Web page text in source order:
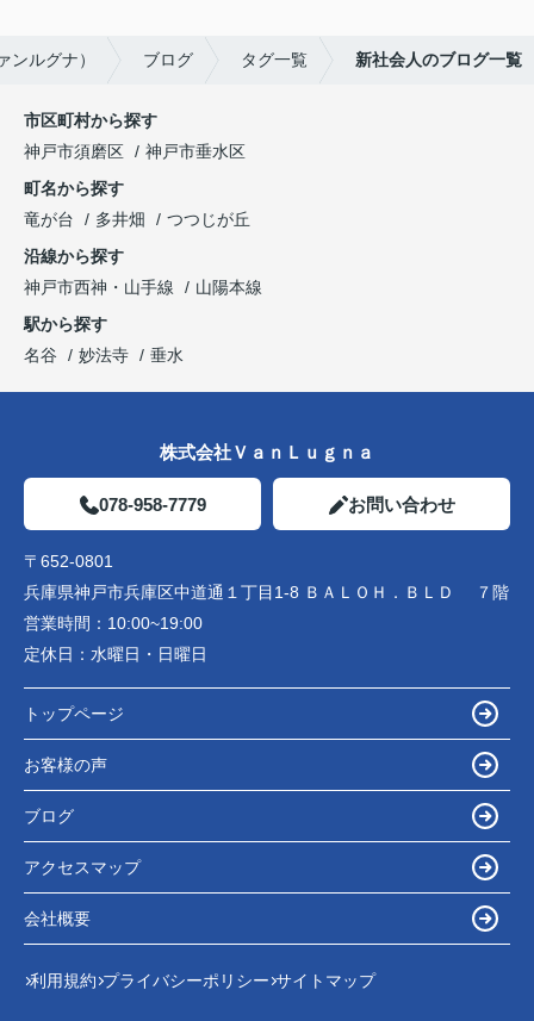
ルグナ） ブログ タグ一覧 新社会人のブログ一覧
市区町村から探す
神戸市須磨区
神戸市垂水区
町名から探す
竜が台
多井畑
つつじが丘
沿線から探す
神戸市西神・山手線
山陽本線
駅から探す
名谷
妙法寺 垂水
株式会社ＶａｎＬｕｇｎａ
078-958-7779 お問い合わせ
〒652-0801
兵庫県神戸市兵庫区中道通１丁目1-8 ＢＡＬＯＨ．ＢＬＤ ７階
営業時間： 10:00~19:00
定休日： 水曜日・日曜日
トップページ
お客様の声
ブログ
アクセスマップ
会社概要
利用規約 プライバシーポリシー サイトマップ